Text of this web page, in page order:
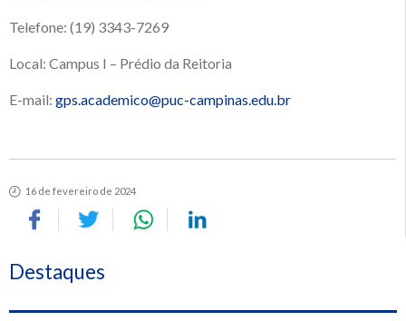
Telefone: (19) 3343-7269
Local: Campus I – Prédio da Reitoria
E-mail: gps.academico@puc-campinas.edu.br
16 de fevereiro de 2024
Destaques